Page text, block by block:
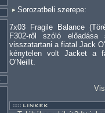
Sorozatbeli szerepe:
7x03 Fragile Balance
F302-ről szóló
visszatartani a fiatal Jack
kénytelen volt Jacket a
O'Neillt.